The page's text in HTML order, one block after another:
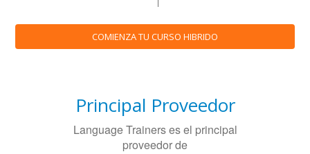
COMIENZA TU CURSO HIBRIDO
Principal Proveedor
Language Trainers es el principal
proveedor de